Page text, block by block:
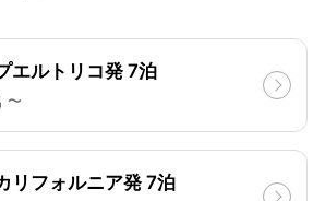
エルトリコ発 7泊
〜
リフォルニア発 7泊